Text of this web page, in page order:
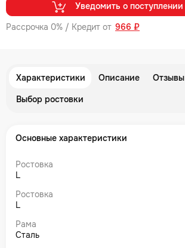
Рассрочка 0% / Кредит от 966 ₽
Уведомить о поступлении
Характеристики Описание
Отзывы
Выбор ростовки
Основные характеристики
Ростовка
L
Ростовка
L
Рама
Сталь